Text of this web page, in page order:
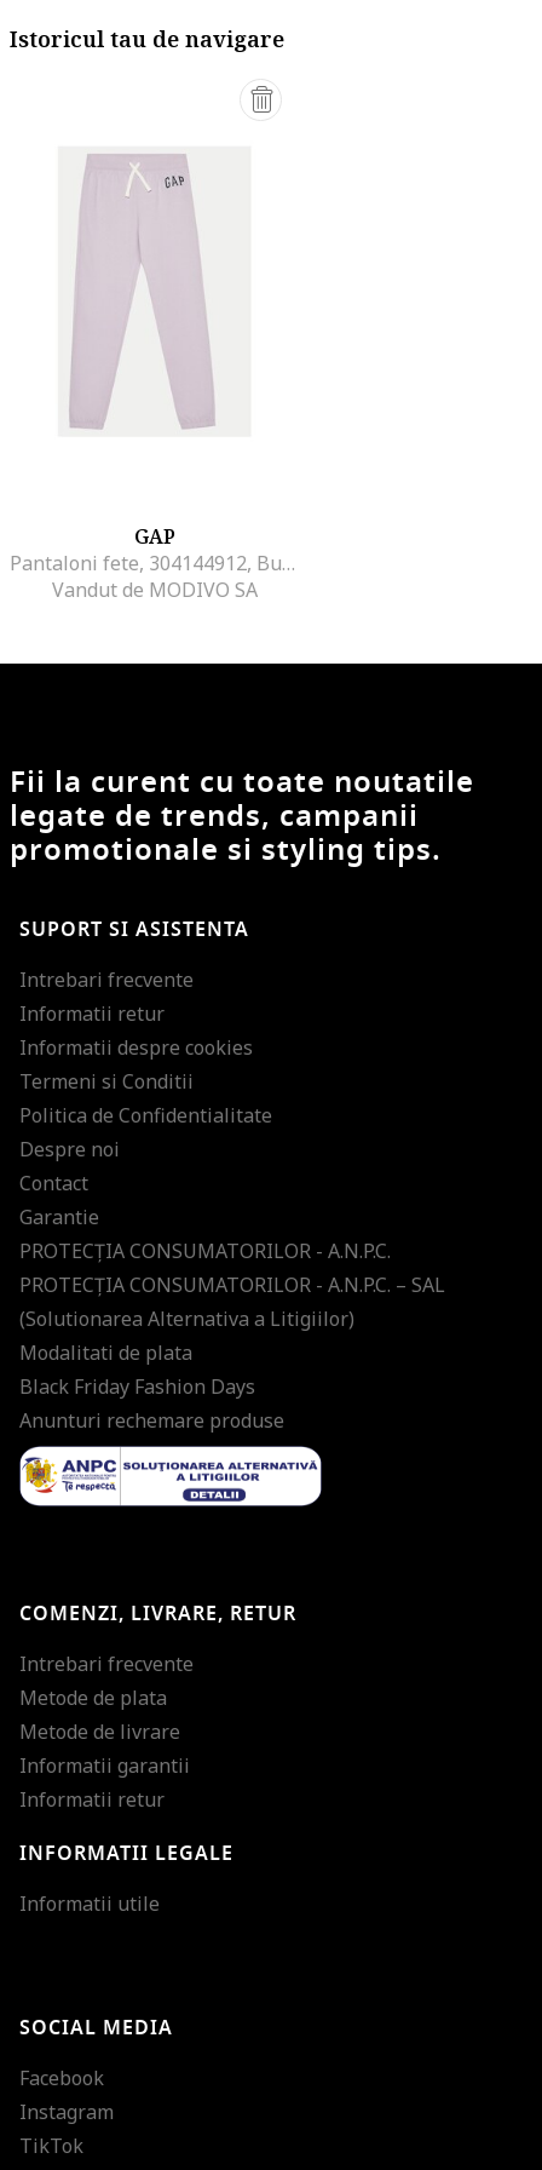
Istoricul tau de navigare
GAP
Pantaloni fete, 304144912, Bumbac/Poliester, Violet, Violet
Vandut de MODIVO SA
Fii la curent cu toate noutatile
legate de trends, campanii
promotionale si styling tips.
SUPORT SI ASISTENTA
Intrebari frecvente
Informatii retur
Informatii despre cookies
Termeni si Conditii
Politica de Confidentialitate
Despre noi
Contact
Garantie
PROTECŢIA CONSUMATORILOR - A.N.P.C.
PROTECŢIA CONSUMATORILOR - A.N.P.C. – SAL
(Solutionarea Alternativa a Litigiilor)
Modalitati de plata
Black Friday Fashion Days
Anunturi rechemare produse
COMENZI, LIVRARE, RETUR
Intrebari frecvente
Metode de plata
Metode de livrare
Informatii garantii
Informatii retur
INFORMATII LEGALE
Informatii utile
SOCIAL MEDIA
Facebook
Instagram
TikTok